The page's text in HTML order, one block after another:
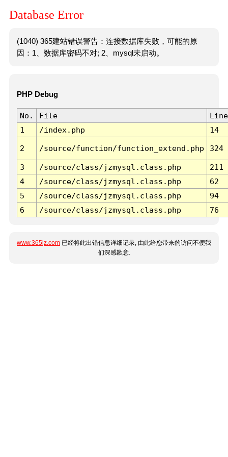
Database Error
(1040) 365建站错误警告：连接数据库失败，可能的原
因：1、数据库密码不对; 2、mysql未启动。
PHP Debug
No. File
Line
1
/index.php 14
2 /source/function/function_extend.php 324
3 /source/class/jzmysql.class.php
211
4
/source/class/jzmysql.class.php
62
5
/source/class/jzmysql.class.php
94
6
/source/class/jzmysql.class.php 76
www.365jz.com 已经将此出错信息详细记录, 由此给您带来的访问不便我
们深感歉意.